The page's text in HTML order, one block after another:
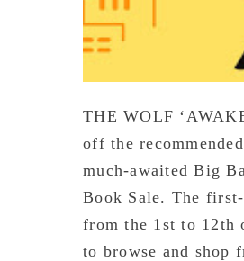
THE WOLF
off the
much-awaited Big
Book Sale. The
from the 1st to 12th
to browse and